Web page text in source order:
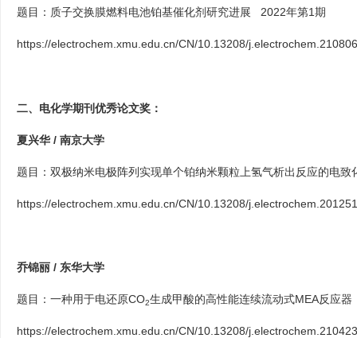
题目：质子交换膜燃料电池铂基催化剂研究进展 2022年第1期
https://electrochem.xmu.edu.cn/CN/10.13208/j.electrochem.210806
二、电化学期刊优秀论文奖：
夏兴华 / 南京大学
题目：双极纳米电极阵列实现单个铂纳米颗粒上氢气析出反应的电
https://electrochem.xmu.edu.cn/CN/10.13208/j.electrochem.201251
乔锦丽 / 东华大学
题目： 一种用于电还原CO2生成甲酸的高性能连续流动式MEA反应器
https://electrochem.xmu.edu.cn/CN/10.13208/j.electrochem.210423